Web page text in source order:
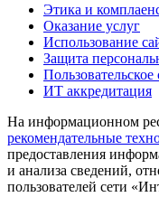
Этика и
Оказание услуг
Использование
Защита
ИТ аккредитация
На информационном
рекомендательные
предоставления
и анализа сведений,
пользователей сети